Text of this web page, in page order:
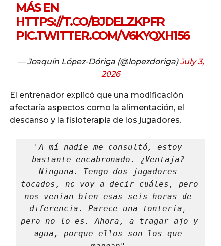
MÁS EN
HTTPS://T.CO/BJDELZKPFR
PIC.TWITTER.COM/V6KYQXH156
— Joaquín López-Dóriga (@lopezdoriga)July 3,
2026
El entrenador explicó que una modificación
afectaría aspectos como la alimentación, el
descanso y la fisioterapia de los jugadores.
"A mí nadie me consultó, estoy
bastante encabronado. ¿Ventaja?
Ninguna. Tengo dos jugadores
tocados, no voy a decir cuáles, pero
nos venían bien esas seis horas de
diferencia. Parece una tontería,
pero no lo es. Ahora, a tragar ajo y
agua, porque ellos son los que